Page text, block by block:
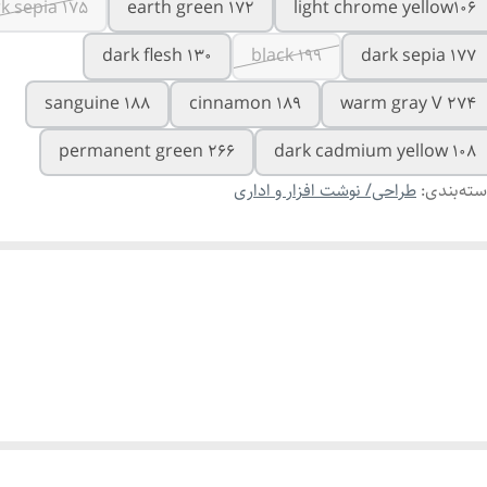
light chrome yellow106
earth green 172
sepia 175
dark sepia 177
black 199
dark flesh 130
warm gray V 274
cinnamon 189
sanguine 188
dark cadmium yellow 108
permanent green 266
: طراحی/ نوشت افزار و اداری